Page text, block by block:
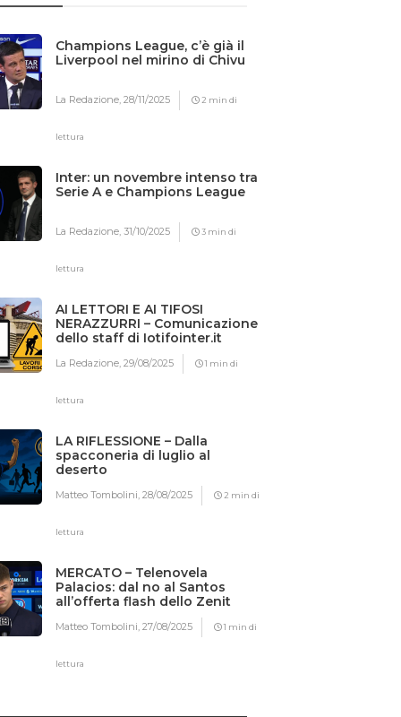
Champions League, c’è già il
Liverpool nel mirino di Chivu
La Redazione,28/11/2025 2 min di
lettura
Inter: un novembre intenso tra
Serie A e Champions League
La Redazione,31/10/2025 3 min di
lettura
AI LETTORI E AI TIFOSI
NERAZZURRI – Comunicazione
dello staff di Iotifointer.it
La Redazione,29/08/2025 1 min di
lettura
LA RIFLESSIONE – Dalla
spacconeria di luglio al
deserto
Matteo Tombolini,28/08/2025 2 min di
lettura
MERCATO – Telenovela
Palacios: dal no al Santos
all’offerta flash dello Zenit
Matteo Tombolini,27/08/2025 1 min di
lettura